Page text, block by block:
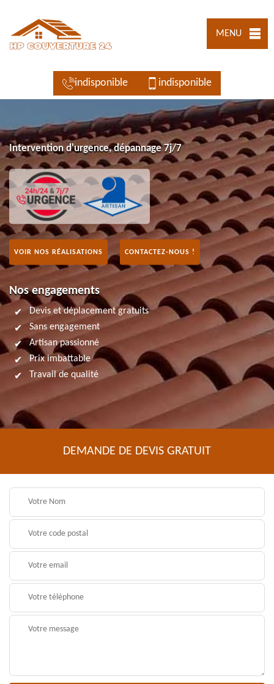
MENU
indisponible indisponible
Intervention d'urgence, dépannage 7j/7
VOIR NOS RÉALISATIONS CONTACTEZ-NOUS !
Nos engagements
Devis et déplacement gratuits
Sans engagement
Artisan passionné
Prix imbattable
Travail de qualité
DEMANDE DE DEVIS GRATUIT